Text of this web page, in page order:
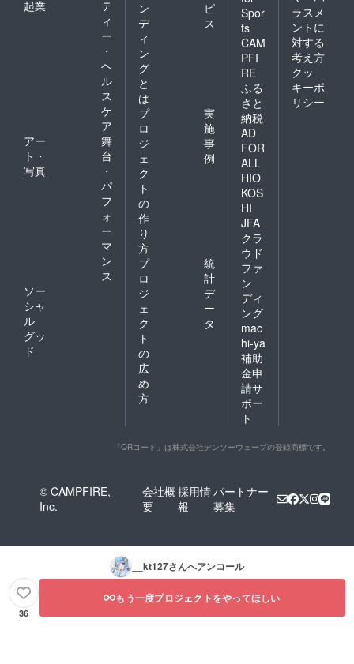
起業
テ
ィ
ー
・
ヘ
ル
ス
ケ
ア
アー
ト・
写真
舞
台
・
パ
フ
ォ
ー
マ
ン
ス
ソー
シャ
ル
グッ
ド
ン
デ
ィ
ン
グ
と
は
ビ
ス
プ
ロ
ジ
ェ
ク
ト
の
作
り
方
実
施
事
例
プ
ロ
ジ
ェ
ク
ト
の
広
め
方
統
計
デ
ー
タ
Spor
ts
CAM
PFI
RE
ふる
さと
納税
AD
FOR
ALL
HIO
KOS
HI
JFA
クラ
ウド
ファ
ン
ディ
ング
mac
hi-ya
補助
金申
請サ
ポー
ト
ラスメ
ントに
対する
考え方
クッ
キーポ
リシー
「QRコード」は株式会社デンソーウェーブの登録商標です。
© CAMPFIRE,
Inc.
会社概
要
採用情
報
パートナー
募集
__kt127さんへアンコール
36
もう一度プロジェクトをやってほしい